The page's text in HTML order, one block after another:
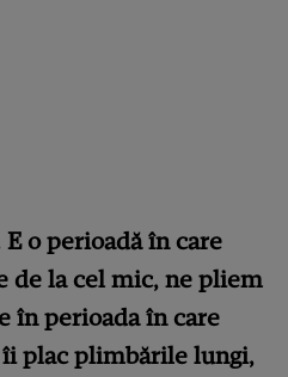
o perioadă în care
de la cel mic, ne pliem
în perioada în care
plac plimbările lungi,